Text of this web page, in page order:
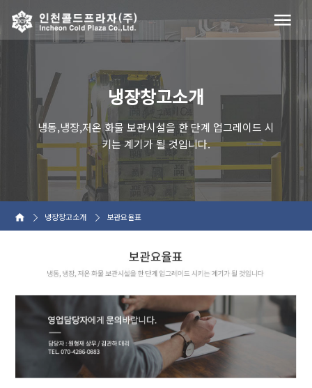
냉장창고소개
냉동,냉장,저온 화물 보관시설을 한 단계 업그레이드 시
키는 계기가 될 것입니다.
냉장창고소개 보관요율표